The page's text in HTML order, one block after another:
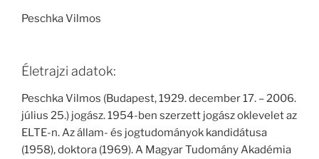
Peschka Vilmos
Életrajzi adatok:
Peschka Vilmos (Budapest, 1929. december 17. – 2006.
július 25.) jogász. 1954-ben szerzett jogász oklevelet az
ELTE-n. Az állam- és jogtudományok kandidátusa
(1958), doktora (1969). A Magyar Tudomány Akadémia